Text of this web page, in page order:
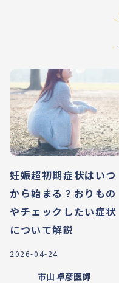
妊娠超初期症状はいつ
から始まる？おりもの
やチェックしたい症状
について解説
2026-04-24
市山 卓彦医師